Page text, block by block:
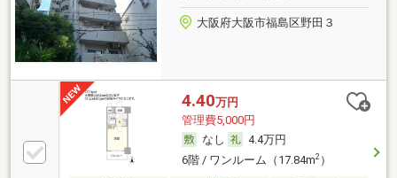
大阪府大阪市福島区野田３
4.40万円
管理費5,000円
なし
4.4万円
6階 / ワンルーム（17.84m2）